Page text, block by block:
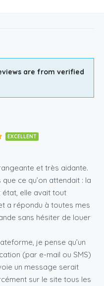
are from verified
EXCELLENT
et très aidante.
ce qu’on attendait : la
elle avait tout
a répondu à toutes mes
sans hésiter de louer
je pense qu’un
(par e-mail ou SMS)
un message serait
sur le site tous les